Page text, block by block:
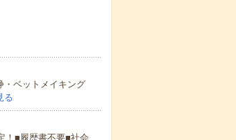
ベットメイキング
る
！■履歴書不要■社会